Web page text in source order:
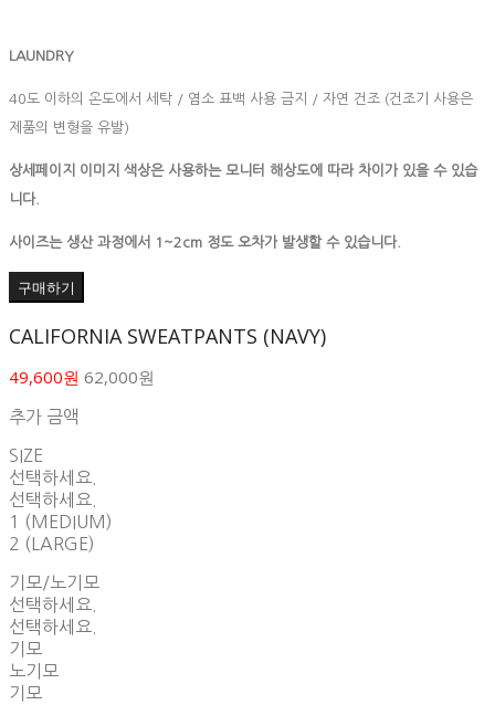
LAUNDRY
40도 이하의 온도에서 세탁 / 염소 표백 사용 금지 / 자연 건조 (건조기 사용은
제품의 변형을 유발)
상세페이지 이미지 색상은 사용하는 모니터 해상도에 따라 차이가 있을 수 있습
니다.
사이즈는 생산 과정에서 1~2cm 정도 오차가 발생할 수 있습니다.
구매하기
CALIFORNIA SWEATPANTS (NAVY)
49,600원 62,000원
추가 금액
SIZE
선택하세요.
선택하세요.
1 (MEDIUM)
2 (LARGE)
기모/노기모
선택하세요.
선택하세요.
기모
노기모
기모